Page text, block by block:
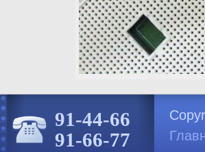
91-44-66
91-66-77